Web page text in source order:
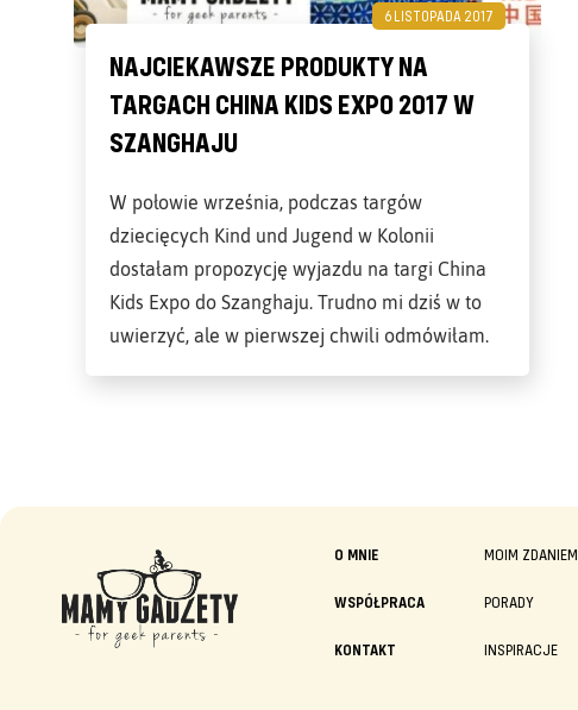
6 LISTOPADA 2017
NAJCIEKAWSZE PRODUKTY NA
TARGACH CHINA KIDS EXPO 2017 W
SZANGHAJU
W połowie września, podczas targów
dziecięcych Kind und Jugend w Kolonii
dostałam propozycję wyjazdu na targi China
Kids Expo do Szanghaju. Trudno mi dziś w to
uwierzyć, ale w pierwszej chwili odmówiłam.
O MNIE
WSPÓŁPRACA
KONTAKT
MOIM ZDANIEM
PORADY
INSPIRACJE